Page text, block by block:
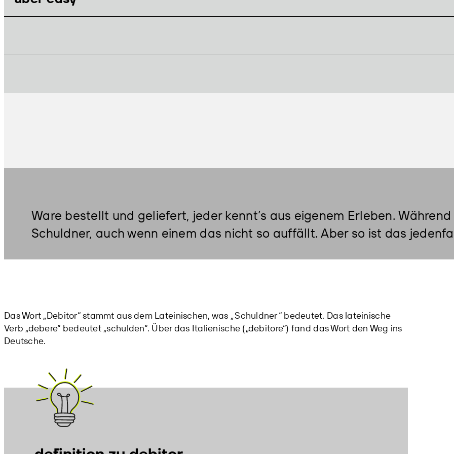
debitor
Ware bestellt und geliefert, jeder kennt’s aus eigenem Erleben.
Schuldner, auch wenn einem das nicht so auffällt. Aber so ist das
Das Wort „Debitor“ stammt aus dem Lateinischen, was „Schuldner“ bedeutet. Das lateinische
Verb „debere“ bedeutet „schulden“. Über das Italienische („debitore“) fand das Wort den Weg ins
Deutsche.